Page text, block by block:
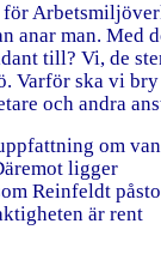
för
anar man. Med
till? Vi, de
Varför ska vi bry
och andra
om
ligger
Reinfeldt
är rent